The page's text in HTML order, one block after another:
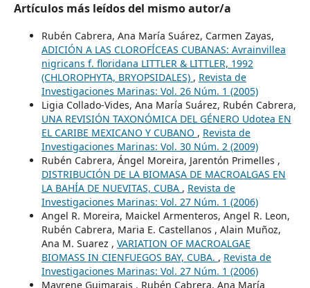
Artículos más leídos del mismo autor/a
Rubén Cabrera, Ana María Suárez, Carmen Zayas,
ADICIÓN A LAS CLOROFÍCEAS CUBANAS: Avrainvillea
nigricans f. floridana LITTLER & LITTLER, 1992
(CHLOROPHYTA, BRYOPSIDALES) , Revista de
Investigaciones Marinas: Vol. 26 Núm. 1 (2005)
Ligia Collado-Vides, Ana María Suárez, Rubén Cabrera,
UNA REVISIÓN TAXONÓMICA DEL GÉNERO Udotea EN
EL CARIBE MEXICANO Y CUBANO , Revista de
Investigaciones Marinas: Vol. 30 Núm. 2 (2009)
Rubén Cabrera, Ángel Moreira, Jarentón Primelles ,
DISTRIBUCIÓN DE LA BIOMASA DE MACROALGAS EN
LA BAHÍA DE NUEVITAS, CUBA , Revista de
Investigaciones Marinas: Vol. 27 Núm. 1 (2006)
Angel R. Moreira, Maickel Armenteros, Angel R. Leon,
Rubén Cabrera, Maria E. Castellanos , Alain Muñoz,
Ana M. Suarez , VARIATION OF MACROALGAE
BIOMASS IN CIENFUEGOS BAY, CUBA. , Revista de
Investigaciones Marinas: Vol. 27 Núm. 1 (2006)
Mayrene Guimarais , Rubén Cabrera, Ana María